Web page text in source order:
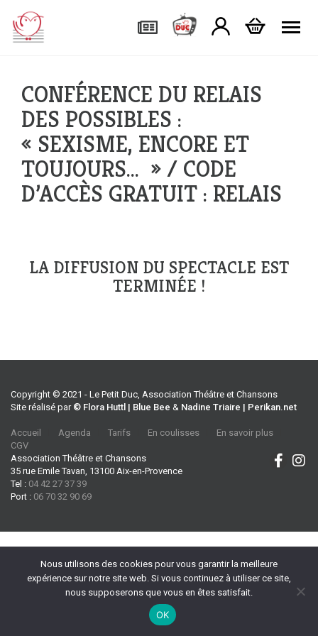
CONFÉRENCE DU RELAIS
DES POSSIBLES :
« SEXISME, ENCORE ET
TOUJOURS… » / CODE
D’ACCÈS GRATUIT : RELAIS
LA DIFFUSION DU SPECTACLE EST
TERMINÉE !
Copyright © 2021 - Le Petit Duc, Association Théâtre et Chansons
Site réalisé par © Flora Huttl | Blue Bee & Nadine Triaire | Perikan.net
Accueil Agenda Tarifs En coulisses
En savoir plus
CGV
Association Théâtre et Chansons
35 rue Emile Tavan, 13100 Aix-en-Provence
Tel : 04 42 27 37 39
Port : 06 70 32 90 69
Nous utilisons des cookies pour vous garantir la meilleure
expérience sur notre site web. Si vous continuez à utiliser ce site,
nous supposerons que vous en êtes satisfait.
OK